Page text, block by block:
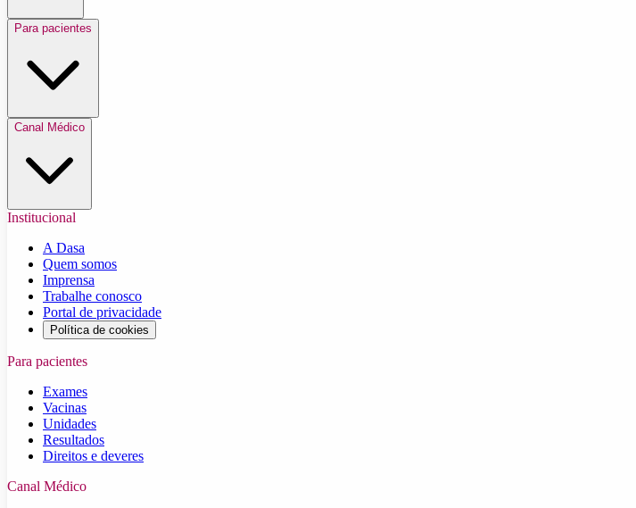
Para pacientes
Canal Médico
Institucional
A Dasa
Quem somos
Imprensa
Trabalhe conosco
Portal de privacidade
Política de cookies
Para pacientes
Exames
Vacinas
Unidades
Resultados
Direitos e deveres
Canal Médico